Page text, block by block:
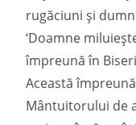
rugăciuni și
‘Doamne
împreună în
Această
Mântuitorului de